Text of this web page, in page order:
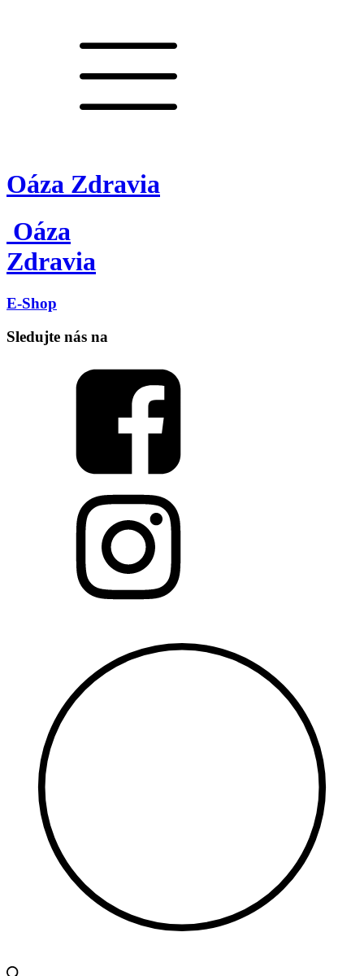
Oáza Zdravia
Oáza
Zdravia
E-Shop
Sledujte nás na